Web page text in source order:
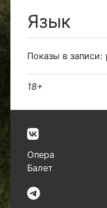
Язык
Показы в записи:
18+
Опера
Балет